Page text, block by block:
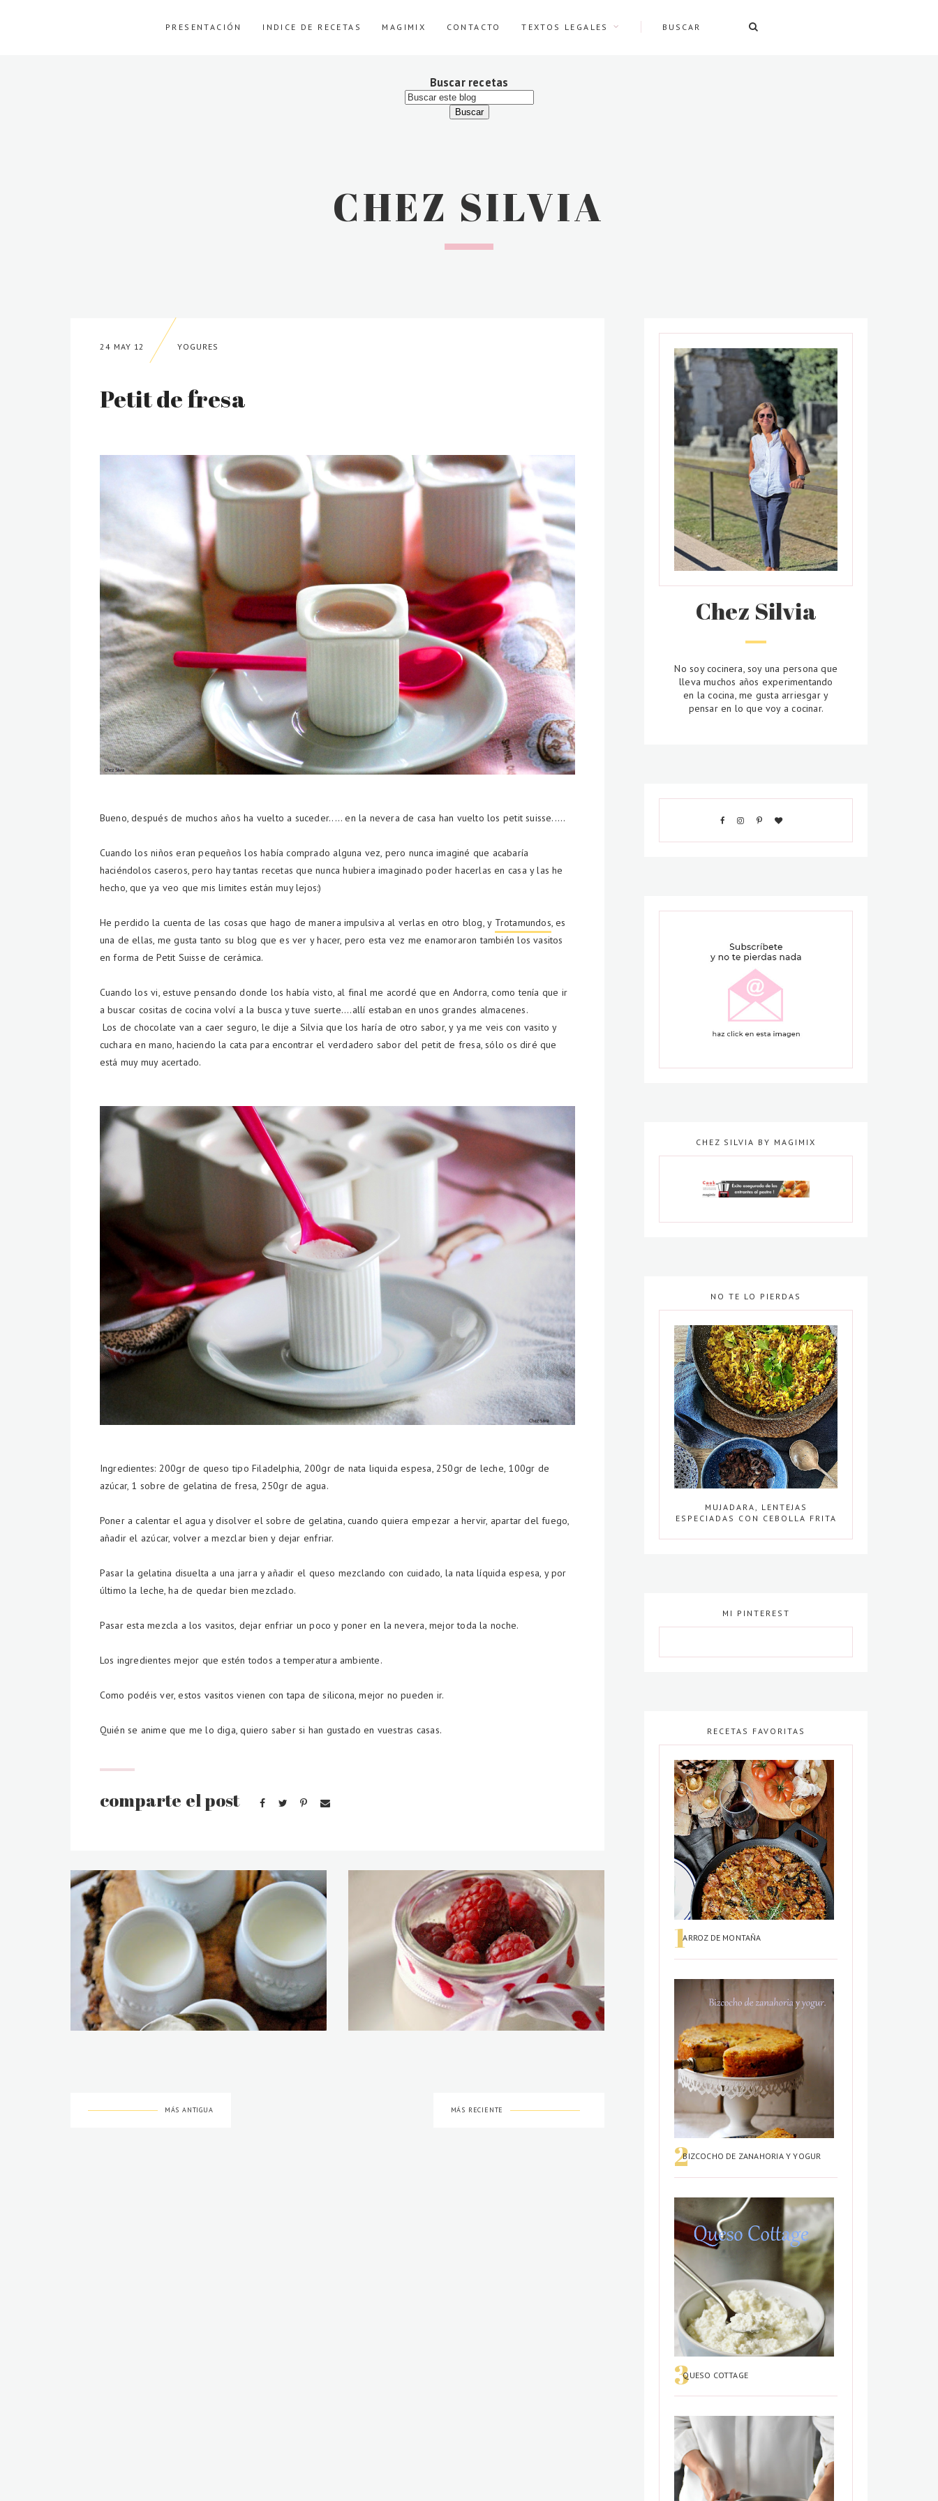
PRESENTACIÓN INDICE DE RECETAS MAGIMIX CONTACTO TEXTOS LEGALES
Buscar recetas
CHEZ SILVIA
24 MAY 12 YOGURES
Petit de fresa
Bueno, después de muchos años ha vuelto a suceder..... en la nevera de casa han vuelto los petit suisse.....
Cuando los niños eran pequeños los había comprado alguna vez, pero nunca imaginé que acabaría
haciéndolos caseros, pero hay tantas recetas que nunca hubiera imaginado poder hacerlas en casa y las he
hecho, que ya veo que mis limites están muy lejos:)
He perdido la cuenta de las cosas que hago de manera impulsiva al verlas en otro blog, y Trotamundos, es
una de ellas, me gusta tanto su blog que es ver y hacer, pero esta vez me enamoraron también los vasitos
en forma de Petit Suisse de cerámica.
Cuando los vi, estuve pensando donde los había visto, al final me acordé que en Andorra, como tenía que ir
a buscar cositas de cocina volví a la busca y tuve suerte....allí estaban en unos grandes almacenes.
Los de chocolate van a caer seguro, le dije a Silvia que los haría de otro sabor, y ya me veis con vasito y
cuchara en mano, haciendo la cata para encontrar el verdadero sabor del petit de fresa, sólo os diré que
está muy muy acertado.
Ingredientes: 200gr de queso tipo Filadelphia, 200gr de nata liquida espesa, 250gr de leche, 100gr de
azúcar, 1 sobre de gelatina de fresa, 250gr de agua.
Poner a calentar el agua y disolver el sobre de gelatina, cuando quiera empezar a hervir, apartar del fuego,
añadir el azúcar, volver a mezclar bien y dejar enfriar.
Pasar la gelatina disuelta a una jarra y añadir el queso mezclando con cuidado, la nata líquida espesa, y por
último la leche, ha de quedar bien mezclado.
Pasar esta mezcla a los vasitos, dejar enfriar un poco y poner en la nevera, mejor toda la noche.
Los ingredientes mejor que estén todos a temperatura ambiente.
Como podéis ver, estos vasitos vienen con tapa de silicona, mejor no pueden ir.
Quién se anime que me lo diga, quiero saber si han gustado en vuestras casas.
MÁS ANTIGUA MÁS RECIENTE
Chez Silvia
No soy cocinera, soy una persona que
lleva muchos años experimentando
en la cocina, me gusta arriesgar y
pensar en lo que voy a cocinar.
CHEZ SILVIA BY MAGIMIX
NO TE LO PIERDAS
MUJADARA, LENTEJAS
ESPECIADAS CON CEBOLLA FRITA
MI PINTEREST
RECETAS FAVORITAS
ARROZ DE MONTAÑA
BIZCOCHO DE ZANAHORIA Y YOGUR
QUESO COTTAGE